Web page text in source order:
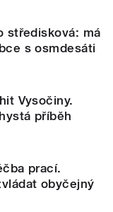
středisková: má
s osmdesáti
Vysočiny.
příběh
prací.
obyčejný